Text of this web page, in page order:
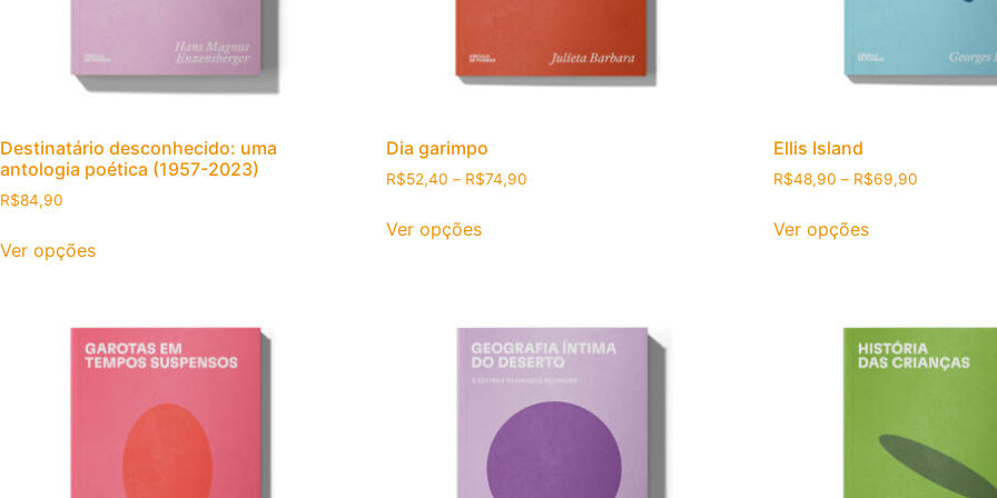
Destinatário desconhecido: uma
antologia poética (1957-2023)
R$84,90
Ver opções
Este produto tem várias variantes. As opções podem ser escolhidas na página do produto
Dia garimpo
R$52,40 – R$74,90 Faixa de preço: R$52,40 através R$74,90
Ver opções
Ellis Island
R$48,90 – R$69,90Faixa de
Ver opções